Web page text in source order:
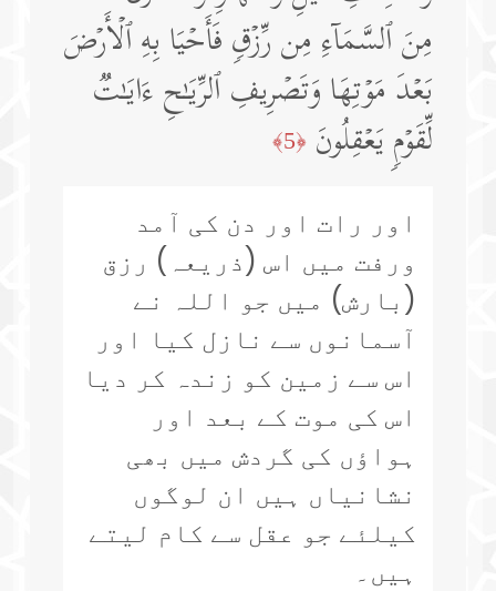
مِنَ ٱلسَّمَاۤءِ مِن رِّزۡقࣲ فَأَحۡیَا بِهِ ٱلۡأَرۡضَ
بَعۡدَ مَوۡتِهَا وَتَصۡرِیفِ ٱلرِّیَـٰحِ ءَایَـٰتࣱ
لِّقَوۡمࣲ یَعۡقِلُونَ ﴿5﴾
اور رات اور دن کی آمد
ورفت میں اس (ذریعہ) رزق
(بارش) میں جو اللہ نے
آسمانوں سے نازل کیا اور
اس سے زمین کو زندہ کر دیا
اس کی موت کے بعد اور
ہواؤں کی گردش میں بھی
نشانیاں ہیں ان لوگوں
کیلئے جو عقل سے کام لیتے
ہیں۔